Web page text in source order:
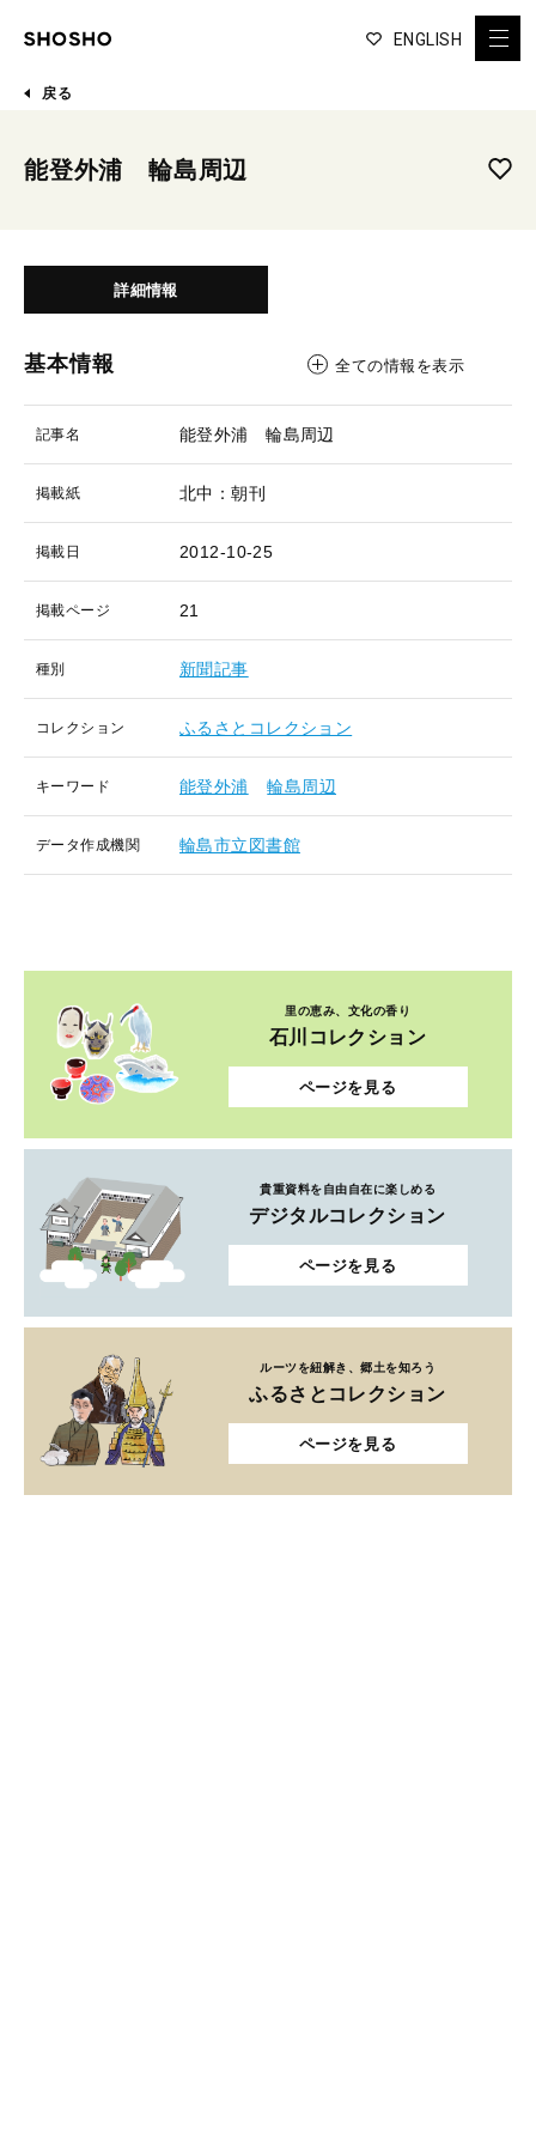
ENGLISH
戻る
能登外浦 輪島周辺
詳細情報
基本情報 全ての情報を表示
記事名 能登外浦 輪島周辺
掲載紙 北中：朝刊
掲載日 2012-10-25
掲載ページ 21
種別 新聞記事
コレクション ふるさとコレクション
キーワード 能登外浦 輪島周辺
データ作成機関 輪島市立図書館
里の恵み、文化の香り
石川コレクション
ページを見る
貴重資料を自由自在に楽しめる
デジタルコレクション
ページを見る
ルーツを紐解き、郷土を知ろう
ふるさとコレクション
ページを見る